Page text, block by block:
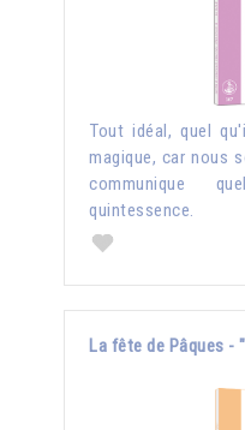
Tout idéal, quel
magique, car nous
communique
quintessence.
La fête de Pâques